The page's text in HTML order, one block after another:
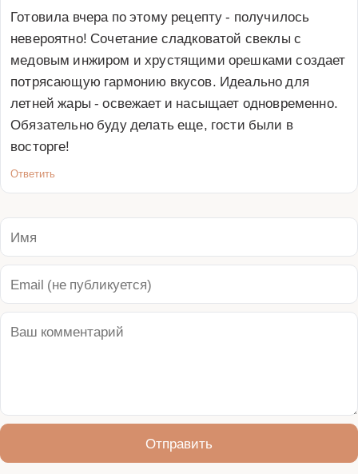
Готовила вчера по этому рецепту - получилось
невероятно! Сочетание сладковатой свеклы с
медовым инжиром и хрустящими орешками создает
потрясающую гармонию вкусов. Идеально для
летней жары - освежает и насыщает одновременно.
Обязательно буду делать еще, гости были в
восторге!
Ответить
Отправить